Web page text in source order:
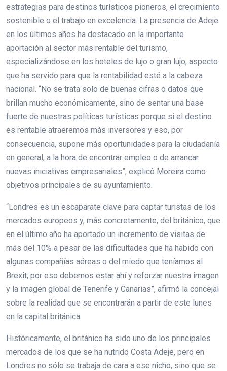
estrategias para destinos turísticos pioneros, el crecimiento
sostenible o el trabajo en excelencia. La presencia de Adeje
en los últimos años ha destacado en la importante
aportación al sector más rentable del turismo,
especializándose en los hoteles de lujo o gran lujo, aspecto
que ha servido para que la rentabilidad esté a la cabeza
nacional. “No se trata solo de buenas cifras o datos que
brillan mucho económicamente, sino de sentar una base
fuerte de nuestras políticas turísticas porque si el destino
es rentable atraeremos más inversores y eso, por
consecuencia, supone más oportunidades para la ciudadanía
en general, a la hora de encontrar empleo o de arrancar
nuevas iniciativas empresariales”, explicó Moreira como
objetivos principales de su ayuntamiento.
“Londres es un escaparate clave para captar turistas de los
mercados europeos y, más concretamente, del británico, que
en el último año ha aportado un incremento de visitas de
más del 10% a pesar de las dificultades que ha habido con
algunas compañías aéreas o del miedo que teníamos al
Brexit; por eso debemos estar ahí y reforzar nuestra imagen
y la imagen global de Tenerife y Canarias”, afirmó la concejal
sobre la realidad que se encontrarán a partir de este lunes
en la capital británica.
Históricamente, el británico ha sido uno de los principales
mercados de los que se ha nutrido Costa Adeje, pero en
Londres no sólo se trabaja de cara a ese nicho, sino que se